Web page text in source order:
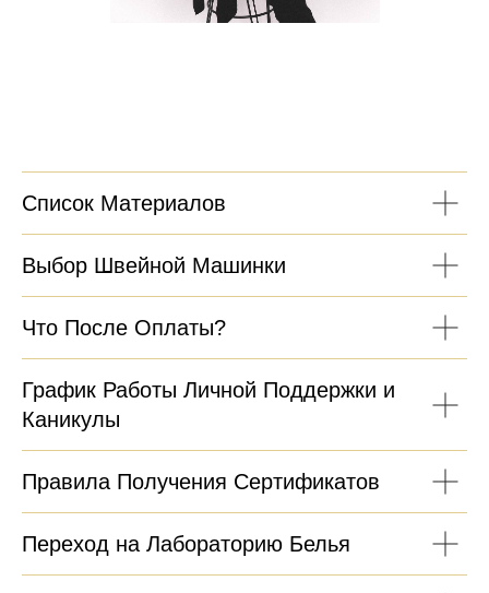
Список Материалов
Выбор Швейной Машинки
Что После Оплаты?
График Работы Личной Поддержки и
Каникулы
Правила Получения Сертификатов
Переход на Лабораторию Белья